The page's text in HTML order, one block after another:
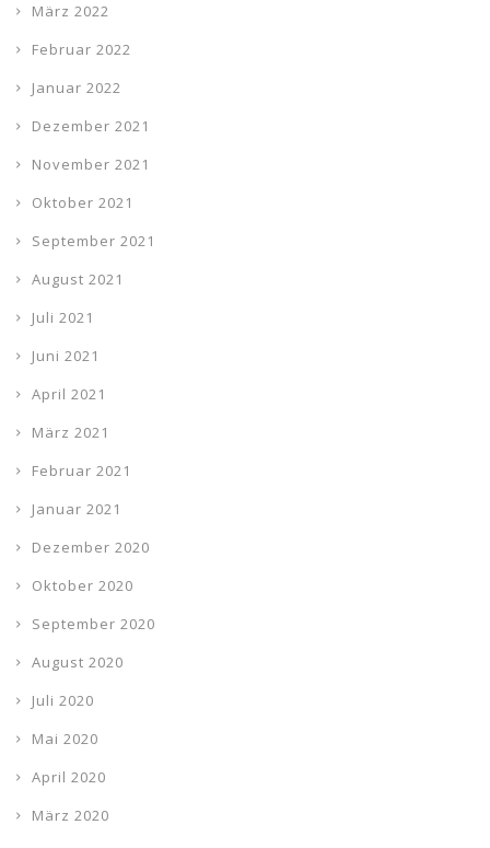
März 2022
Februar 2022
Januar 2022
Dezember 2021
November 2021
Oktober 2021
September 2021
August 2021
Juli 2021
Juni 2021
April 2021
März 2021
Februar 2021
Januar 2021
Dezember 2020
Oktober 2020
September 2020
August 2020
Juli 2020
Mai 2020
April 2020
März 2020